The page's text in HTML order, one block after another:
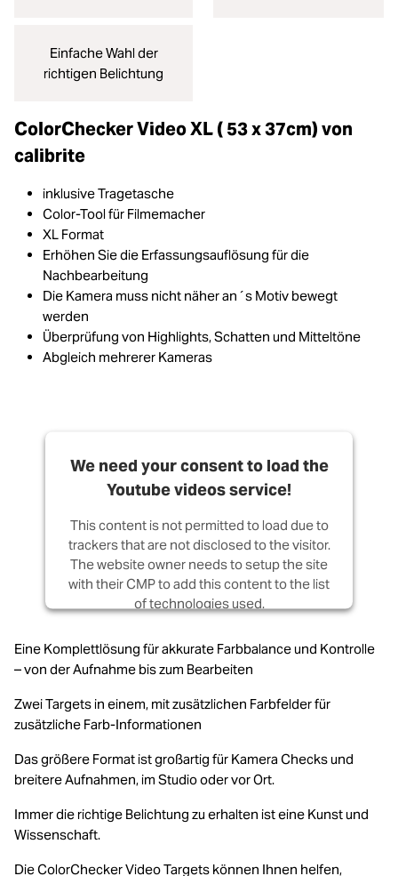
Einfache Wahl der
richtigen Belichtung
ColorChecker Video XL ( 53 x 37cm) von
calibrite
inklusive Tragetasche
Color-Tool für Filmemacher
XL Format
Erhöhen Sie die Erfassungsauflösung für die
Nachbearbeitung
Die Kamera muss nicht näher an´s Motiv bewegt
werden
Überprüfung von Highlights, Schatten und Mitteltöne
Abgleich mehrerer Kameras
We need your consent to load the
Youtube videos service!
This content is not permitted to load due to
trackers that are not disclosed to the visitor.
The website owner needs to setup the site
with their CMP to add this content to the list
of technologies used.
Management Platform
Eine Komplettlösung für akkurate Farbbalance und Kontrolle
– von der Aufnahme bis zum Bearbeiten
Zwei Targets in einem, mit zusätzlichen Farbfelder für
zusätzliche Farb-Informationen
Das größere Format ist großartig für Kamera Checks und
breitere Aufnahmen, im Studio oder vor Ort.
Immer die richtige Belichtung zu erhalten ist eine Kunst und
Wissenschaft.
Die ColorChecker Video Targets können Ihnen helfen,